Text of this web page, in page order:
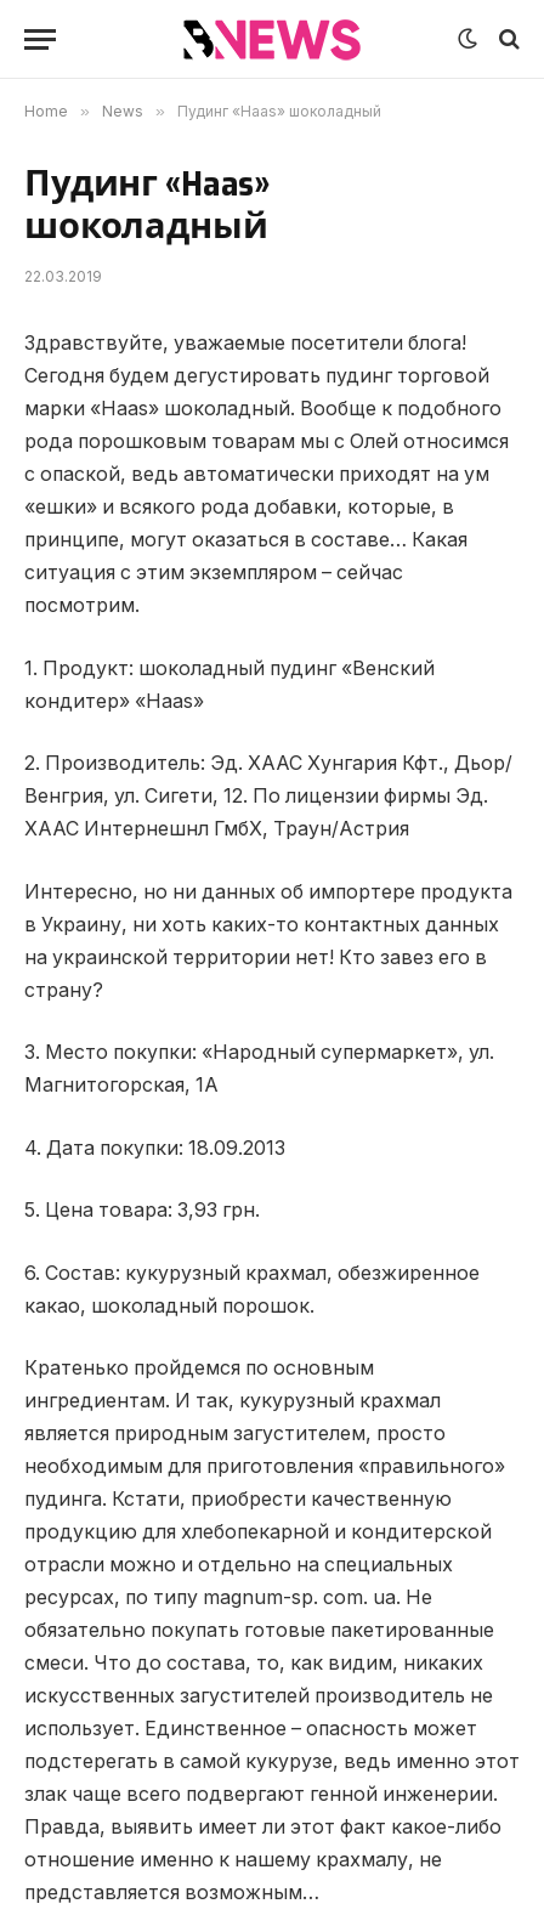
Home » News » Пудинг «Haas» шоколадный
Пудинг «Haas»
шоколадный
22.03.2019
Здравствуйте, уважаемые посетители блога!
Сегодня будем дегустировать пудинг торговой
марки «Haas» шоколадный. Вообще к подобного
рода порошковым товарам мы с Олей относимся
с опаской, ведь автоматически приходят на ум
«ешки» и всякого рода добавки, которые, в
принципе, могут оказаться в составе… Какая
ситуация с этим экземпляром – сейчас
посмотрим.
1. Продукт: шоколадный пудинг «Венский
кондитер» «Haas»
2. Производитель: Эд. ХААС Хунгария Кфт., Дьор/
Венгрия, ул. Сигети, 12. По лицензии фирмы Эд.
ХААС Интернешнл ГмбХ, Траун/Астрия
Интересно, но ни данных об импортере продукта
в Украину, ни хоть каких-то контактных данных
на украинской территории нет! Кто завез его в
страну?
3. Место покупки: «Народный супермаркет», ул.
Магнитогорская, 1А
4. Дата покупки: 18.09.2013
5. Цена товара: 3,93 грн.
6. Состав: кукурузный крахмал, обезжиренное
какао, шоколадный порошок.
Кратенько пройдемся по основным
ингредиентам. И так, кукурузный крахмал
является природным загустителем, просто
необходимым для приготовления «правильного»
пудинга. Кстати, приобрести качественную
продукцию для хлебопекарной и кондитерской
отрасли можно и отдельно на специальных
ресурсах, по типу magnum-sp. com. ua. Не
обязательно покупать готовые пакетированные
смеси. Что до состава, то, как видим, никаких
искусственных загустителей производитель не
использует. Единственное – опасность может
подстерегать в самой кукурузе, ведь именно этот
злак чаще всего подвергают генной инженерии.
Правда, выявить имеет ли этот факт какое-либо
отношение именно к нашему крахмалу, не
представляется возможным…